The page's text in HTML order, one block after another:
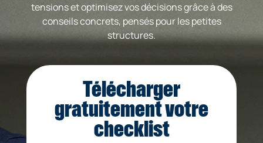
tensions et optimisez vos décisions grâce à des
conseils concrets, pensés pour les petites
structures.
Télécharger
gratuitement votre
checklist